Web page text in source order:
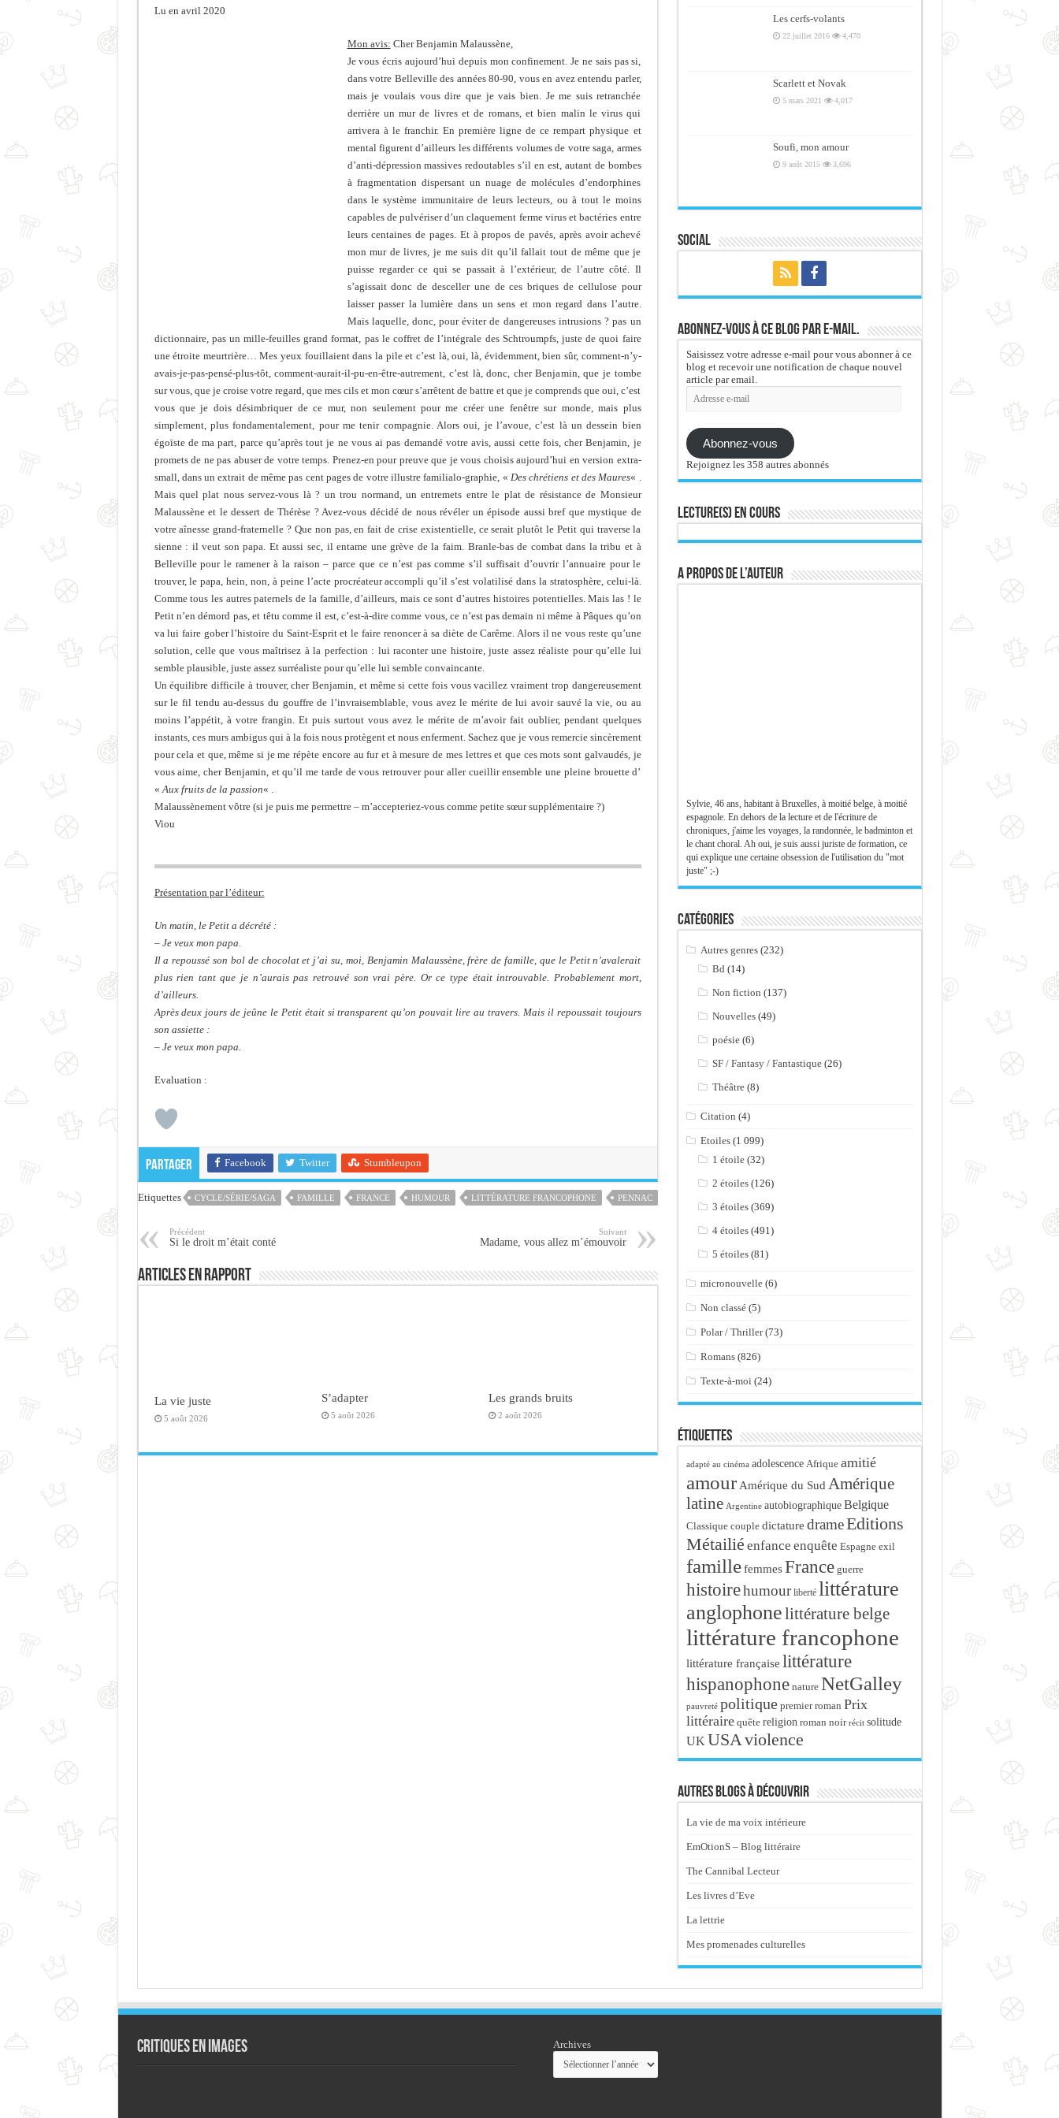
Lu en avril 2020
Mon avis: Cher Benjamin Malaussène,
Je vous écris aujourd’hui depuis mon confinement. Je ne sais pas si,
dans votre Belleville des années 80-90, vous en avez entendu parler,
mais je voulais vous dire que je vais bien. Je me suis retranchée
derrière un mur de livres et de romans, et bien malin le virus qui
arrivera à le franchir. En première ligne de ce rempart physique et
mental figurent d’ailleurs les différents volumes de votre saga, armes
d’anti-dépression massives redoutables s’il en est, autant de bombes
à fragmentation dispersant un nuage de molécules d’endorphines
dans le système immunitaire de leurs lecteurs, ou à tout le moins
capables de pulvériser d’un claquement ferme virus et bactéries entre
leurs centaines de pages. Et à propos de pavés, après avoir achevé
mon mur de livres, je me suis dit qu’il fallait tout de même que je
puisse regarder ce qui se passait à l’extérieur, de l’autre côté. Il
s’agissait donc de desceller une de ces briques de cellulose pour
laisser passer la lumière dans un sens et mon regard dans l’autre.
Mais laquelle, donc, pour éviter de dangereuses intrusions ? pas un
dictionnaire, pas un mille-feuilles grand format, pas le coffret de l’intégrale des Schtroumpfs, juste de quoi faire
une étroite meurtrière… Mes yeux fouillaient dans la pile et c’est là, oui, là, évidemment, bien sûr, comment-n’y-
avais-je-pas-pensé-plus-tôt, comment-aurait-il-pu-en-être-autrement, c’est là, donc, cher Benjamin, que je tombe
sur vous, que je croise votre regard, que mes cils et mon cœur s’arrêtent de battre et que je comprends que oui, c’est
vous que je dois désimbriquer de ce mur, non seulement pour me créer une fenêtre sur monde, mais plus
simplement, plus fondamentalement, pour me tenir compagnie. Alors oui, je l’avoue, c’est là un dessein bien
égoïste de ma part, parce qu’après tout je ne vous ai pas demandé votre avis, aussi cette fois, cher Benjamin, je
promets de ne pas abuser de votre temps. Prenez-en pour preuve que je vous choisis aujourd’hui en version extra-
small, dans un extrait de même pas cent pages de votre illustre familialo-graphie, « Des chrétiens et des Maures« .
Mais quel plat nous servez-vous là ? un trou normand, un entremets entre le plat de résistance de Monsieur
Malaussène et le dessert de Thérèse ? Avez-vous décidé de nous révéler un épisode aussi bref que mystique de
votre aînesse grand-fraternelle ? Que non pas, en fait de crise existentielle, ce serait plutôt le Petit qui traverse la
sienne : il veut son papa. Et aussi sec, il entame une grève de la faim. Branle-bas de combat dans la tribu et à
Belleville pour le ramener à la raison – parce que ce n’est pas comme s’il suffisait d’ouvrir l’annuaire pour le
trouver, le papa, hein, non, à peine l’acte procréateur accompli qu’il s’est volatilisé dans la stratosphère, celui-là.
Comme tous les autres paternels de la famille, d’ailleurs, mais ce sont d’autres histoires potentielles. Mais las ! le
Petit n’en démord pas, et têtu comme il est, c’est-à-dire comme vous, ce n’est pas demain ni même à Pâques qu’on
va lui faire gober l’histoire du Saint-Esprit et le faire renoncer à sa diète de Carême. Alors il ne vous reste qu’une
solution, celle que vous maîtrisez à la perfection : lui raconter une histoire, juste assez réaliste pour qu’elle lui
semble plausible, juste assez surréaliste pour qu’elle lui semble convaincante.
Un équilibre difficile à trouver, cher Benjamin, et même si cette fois vous vacillez vraiment trop dangereusement
sur le fil tendu au-dessus du gouffre de l’invraisemblable, vous avez le mérite de lui avoir sauvé la vie, ou au
moins l’appétit, à votre frangin. Et puis surtout vous avez le mérite de m’avoir fait oublier, pendant quelques
instants, ces murs ambigus qui à la fois nous protègent et nous enferment. Sachez que je vous remercie sincèrement
pour cela et que, même si je me répète encore au fur et à mesure de mes lettres et que ces mots sont galvaudés, je
vous aime, cher Benjamin, et qu’il me tarde de vous retrouver pour aller cueillir ensemble une pleine brouette d’
«Aux fruits de la passion« .
Malaussènement vôtre (si je puis me permettre – m’accepteriez-vous comme petite sœur supplémentaire ?)
Viou
Présentation par l’éditeur:
Un matin, le Petit a décrété :
– Je veux mon papa.
Il a repoussé son bol de chocolat et j’ai su, moi, Benjamin Malaussène, frère de famille, que le Petit n’avalerait
plus rien tant que je n’aurais pas retrouvé son vrai père. Or ce type était introuvable. Probablement mort,
d’ailleurs.
Après deux jours de jeûne le Petit était si transparent qu’on pouvait lire au travers. Mais il repoussait toujours
son assiette :
– Je veux mon papa.
Evaluation :
Partager Facebook Twitter Stumbleupon
Etiquettes CYCLE/SÉRIE/SAGA FAMILLE FRANCE HUMOUR LITTÉRATURE FRANCOPHONE PENNAC
Précédent
Si le droit m’était conté
Suivant
Madame, vous allez m’émouvoir
Articles en rapport
La vie juste
5 août 2026
S’adapter
5 août 2026
Les grands bruits
2 août 2026
Les cerfs-volants
22 juillet 2016 4,470
Scarlett et Novak
5 mars 2021 4,017
Soufi, mon amour
9 août 2015 3,696
Social
Abonnez-vous à ce blog par e-mail.
Saisissez votre adresse e-mail pour vous abonner à ce
blog et recevoir une notification de chaque nouvel
article par email.
Adresse
Abonnez-vous
Rejoignez les 358 autres abonnés
Lecture(s) en cours
A propos de l’auteur
Sylvie, 46 ans, habitant à Bruxelles, à moitié belge, à moitié
espagnole. En dehors de la lecture et de l'écriture de
chroniques, j'aime les voyages, la randonnée, le badminton et
le chant choral. Ah oui, je suis aussi juriste de formation, ce
qui explique une certaine obsession de l'utilisation du "mot
juste" ;-)
Catégories
Autres genres (232)
Bd (14)
Non fiction (137)
Nouvelles (49)
poésie (6)
SF / Fantasy / Fantastique (26)
Théâtre (8)
Citation (4)
Etoiles (1 099)
1 étoile (32)
2 étoiles (126)
3 étoiles (369)
4 étoiles (491)
5 étoiles (81)
micronouvelle (6)
Non classé (5)
Polar / Thriller(73)
Romans (826)
Texte-à-moi (24)
Étiquettes
adapté au cinéma adolescence Afrique amitié
amour Amérique du Sud Amérique
latine Argentine autobiographique Belgique
Classique couple dictature drameEditions
Métailié enfance enquête Espagne exil
famille femmes France guerre
histoirehumour liberté littérature
anglophonelittérature belge
littérature francophone
littérature française littérature
hispanophone nature NetGalley
pauvreté politique premier roman Prix
littéraire quête religion roman noir récit solitude
UK USA violence
Autres blogs à découvrir
La vie de ma voix intérieure
EmOtionS – Blog littéraire
The Cannibal Lecteur
Les livres d’Eve
La lettrie
Mes promenades culturelles
Critiques en images Archives